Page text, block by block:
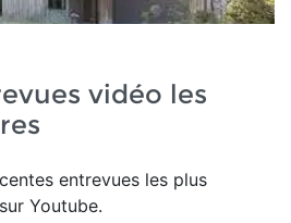
vidéo les
entrevues les plus
Youtube.